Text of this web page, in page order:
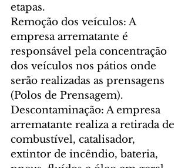
etapas.
Remoção dos veículos: A
empresa arrematante é
responsável pela concentração
dos veículos nos pátios onde
serão realizadas as prensagens
(Polos de Prensagem).
Descontaminação: A empresa
arrematante realiza a retirada de
combustível, catalisador,
extintor de incêndio, bateria,